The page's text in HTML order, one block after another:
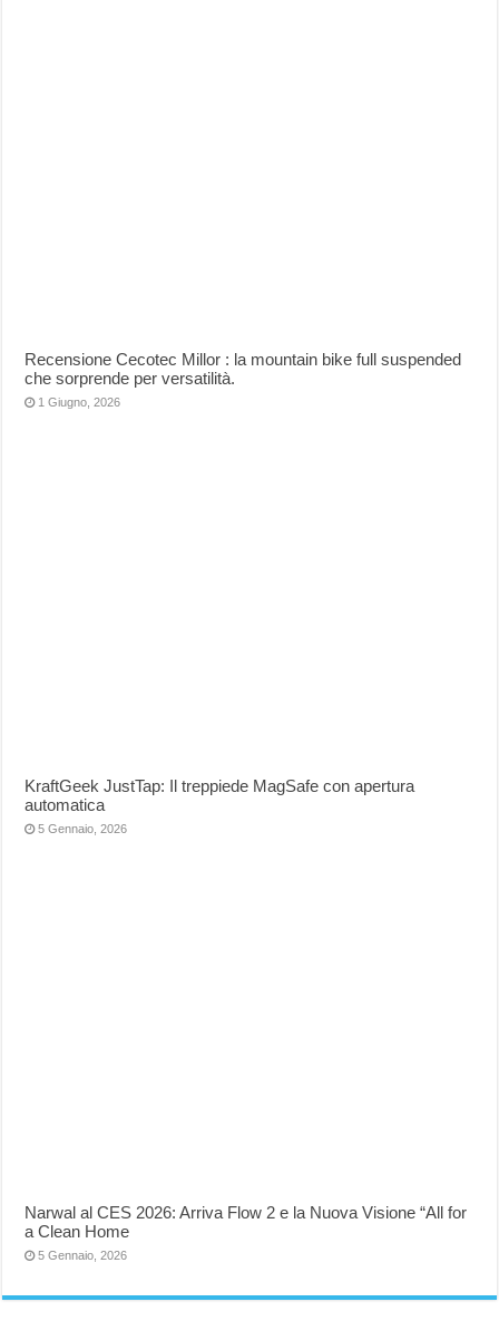
Recensione Cecotec Millor : la mountain bike full suspended
che sorprende per versatilità.
1 Giugno, 2026
KraftGeek JustTap: Il treppiede MagSafe con apertura
automatica
5 Gennaio, 2026
Narwal al CES 2026: Arriva Flow 2 e la Nuova Visione “All for
a Clean Home
5 Gennaio, 2026